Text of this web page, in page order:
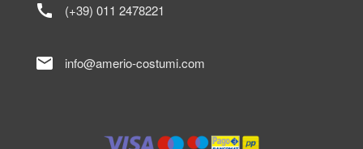
call (+39) 011 2478221
mail info@amerio-costumi.com